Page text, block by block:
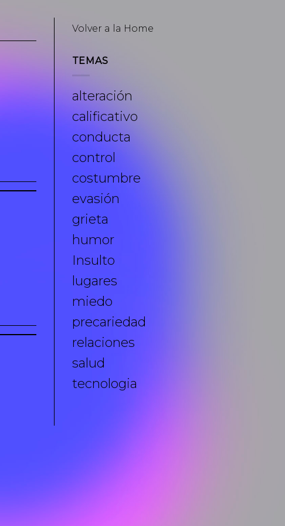
Volver a la Home
TEMAS
alteración
calificativo
conducta
control
costumbre
evasión
grieta
humor
Insulto
lugares
miedo
precariedad
relaciones
salud
tecnologia